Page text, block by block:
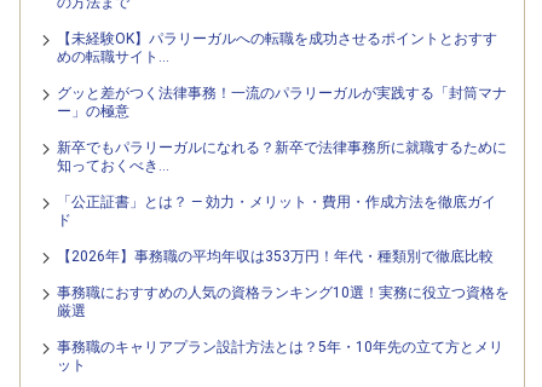
【未経験OK】パラリーガルへの転職を成功させるポイントとおすす
めの転職サイト…
グッと差がつく法律事務！一流のパラリーガルが実践する「封筒マナ
ー」の極意
新卒でもパラリーガルになれる？新卒で法律事務所に就職するために
知っておくべき…
「公正証書」とは？ — 効力・メリット・費用・作成方法を徹底ガイ
ド
【2026年】事務職の平均年収は353万円！年代・種類別で徹底比較
事務職におすすめの人気の資格ランキング10選！実務に役立つ資格を
厳選
事務職のキャリアプラン設計方法とは？5年・10年先の立て方とメリ
ット